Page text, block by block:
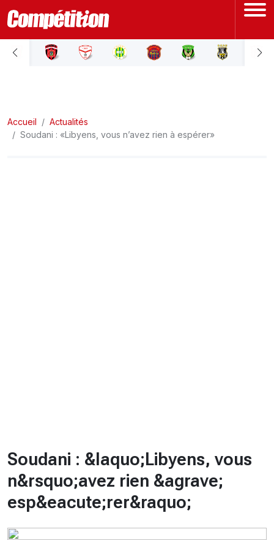
ACCUEIL
LIGUE 2
Accueil
Actualités
Soudani : «Libyens, vous n’avez rien à espérer»
Soudani : &laquo;Libyens, vous
n&rsquo;avez rien &agrave;
esp&eacute;rer&raquo;